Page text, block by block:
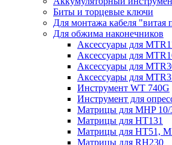
Биты и торцевые ключи
Для монтажа кабеля "витая
Для обжима наконечников
Аксессуары для
Аксессуары для
Аксессуары для
Аксессуары для
Инструмент WT 740G
Инструмент для
Матрицы для MHP 10/
Матрицы для НТ131
Матрицы для НТ51,
Матрицы для RH230